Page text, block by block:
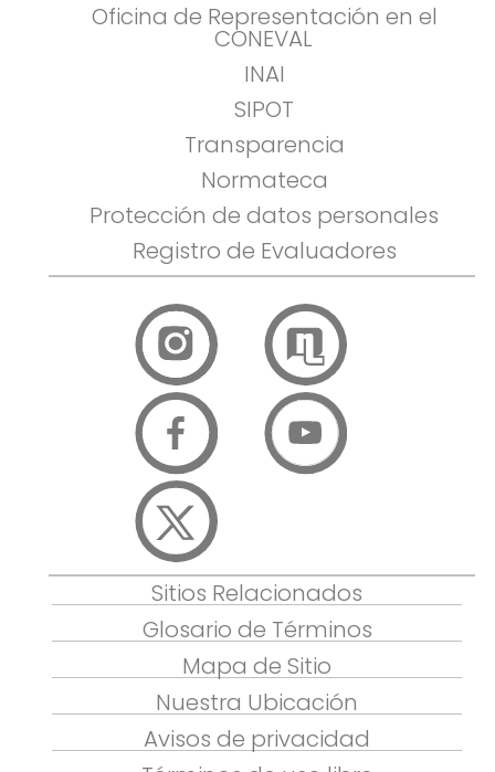
Oficina de Representación en el
CONEVAL
INAI
SIPOT
Transparencia
Normateca
Protección de datos personales
Registro de Evaluadores
Sitios Relacionados
Glosario de Términos
Mapa de Sitio
Nuestra Ubicación
Avisos de privacidad